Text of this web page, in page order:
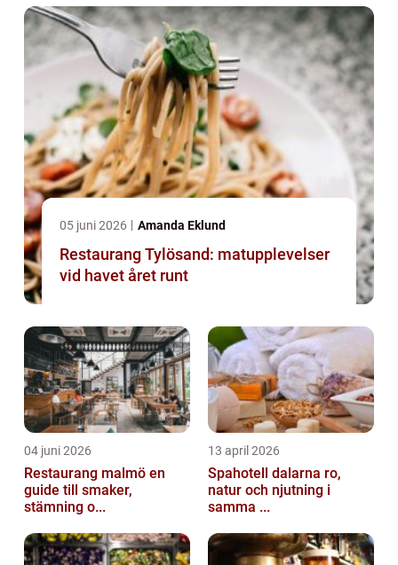
05 juni 2026 Amanda Eklund
Restaurang Tylösand: matupplevelser
vid havet året runt
04 juni 2026
Restaurang malmö en
guide till smaker,
stämning o...
13 april 2026
Spahotell dalarna ro,
natur och njutning i
samma ...